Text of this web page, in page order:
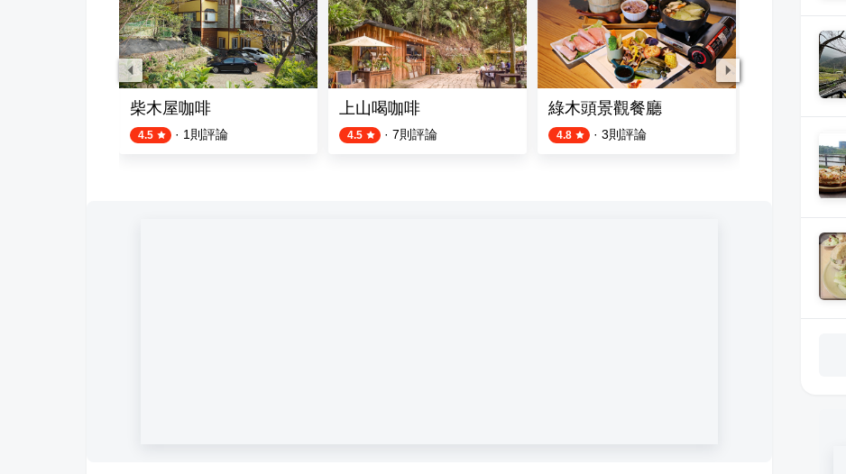
柴木屋咖啡
4.5 · 1 則評論
上山喝咖啡
4.5 · 7則評論
綠木頭景觀餐廳
4.8 · 3則評論